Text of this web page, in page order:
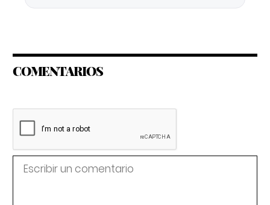
COMENTARIOS